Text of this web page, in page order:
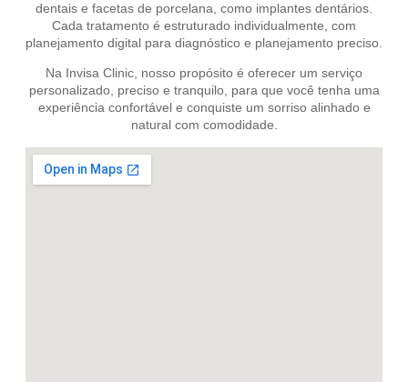
dentais e facetas de porcelana, como implantes dentários.
Cada tratamento é estruturado individualmente, com
planejamento digital para diagnóstico e planejamento preciso.
Na Invisa Clinic, nosso propósito é oferecer um serviço
personalizado, preciso e tranquilo, para que você tenha uma
experiência confortável e conquiste um sorriso alinhado e
natural com comodidade.